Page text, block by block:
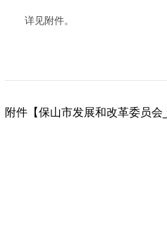
详见附件。
附件【保山市发展和改革委员